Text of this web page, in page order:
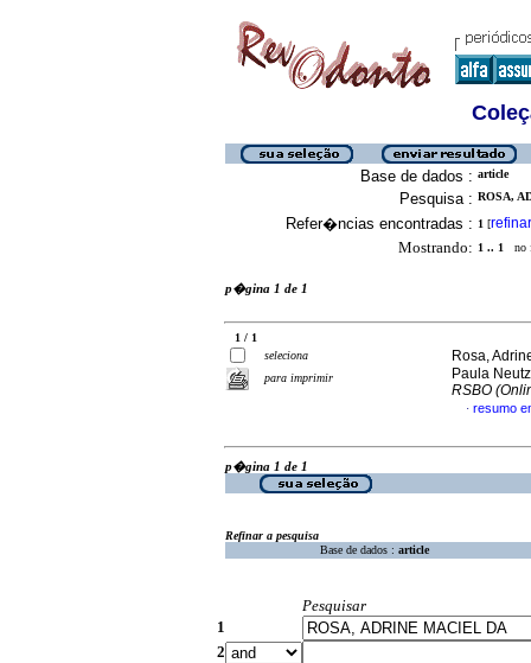
Base de dados : article
Pesquisa : ROSA,
Refer�ncias encontradas : 1 [refinar
Mostrando: 1 .. 1 no
p�gina 1 de 1
1 / 1
seleciona
para imprimir
Rosa,
Paula
RSBO
· resumo
p�gina 1 de 1
Refinar a pesquisa
Base de dados : article
Pesquisar
1
2